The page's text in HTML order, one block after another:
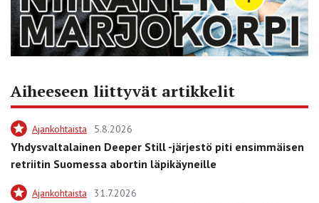
Aiheeseen liittyvät artikkelit
Ajankohtaista 5.8.2026
Yhdysvaltalainen Deeper Still -järjestö piti ensimmäisen
retriitin Suomessa abortin läpikäyneille
Ajankohtaista 31.7.2026